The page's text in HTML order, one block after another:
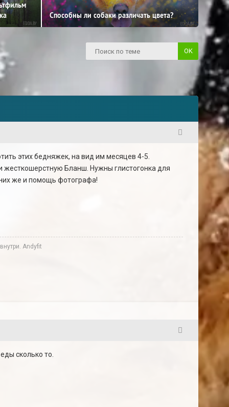
Способны ли собаки различать цвета?
этих бедняжек, на вид им месяцев 4-5.
Бланш. Нужны глистогонка для
же и помощь фотографа!
Andyfit
сколько то.